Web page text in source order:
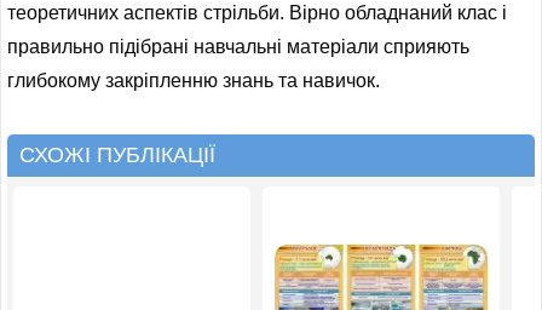
теоретичних аспектів стрільби. Вірно обладнаний клас і
правильно підібрані навчальні матеріали сприяють
глибокому закріпленню знань та навичок.
СХОЖІ ПУБЛІКАЦІЇ